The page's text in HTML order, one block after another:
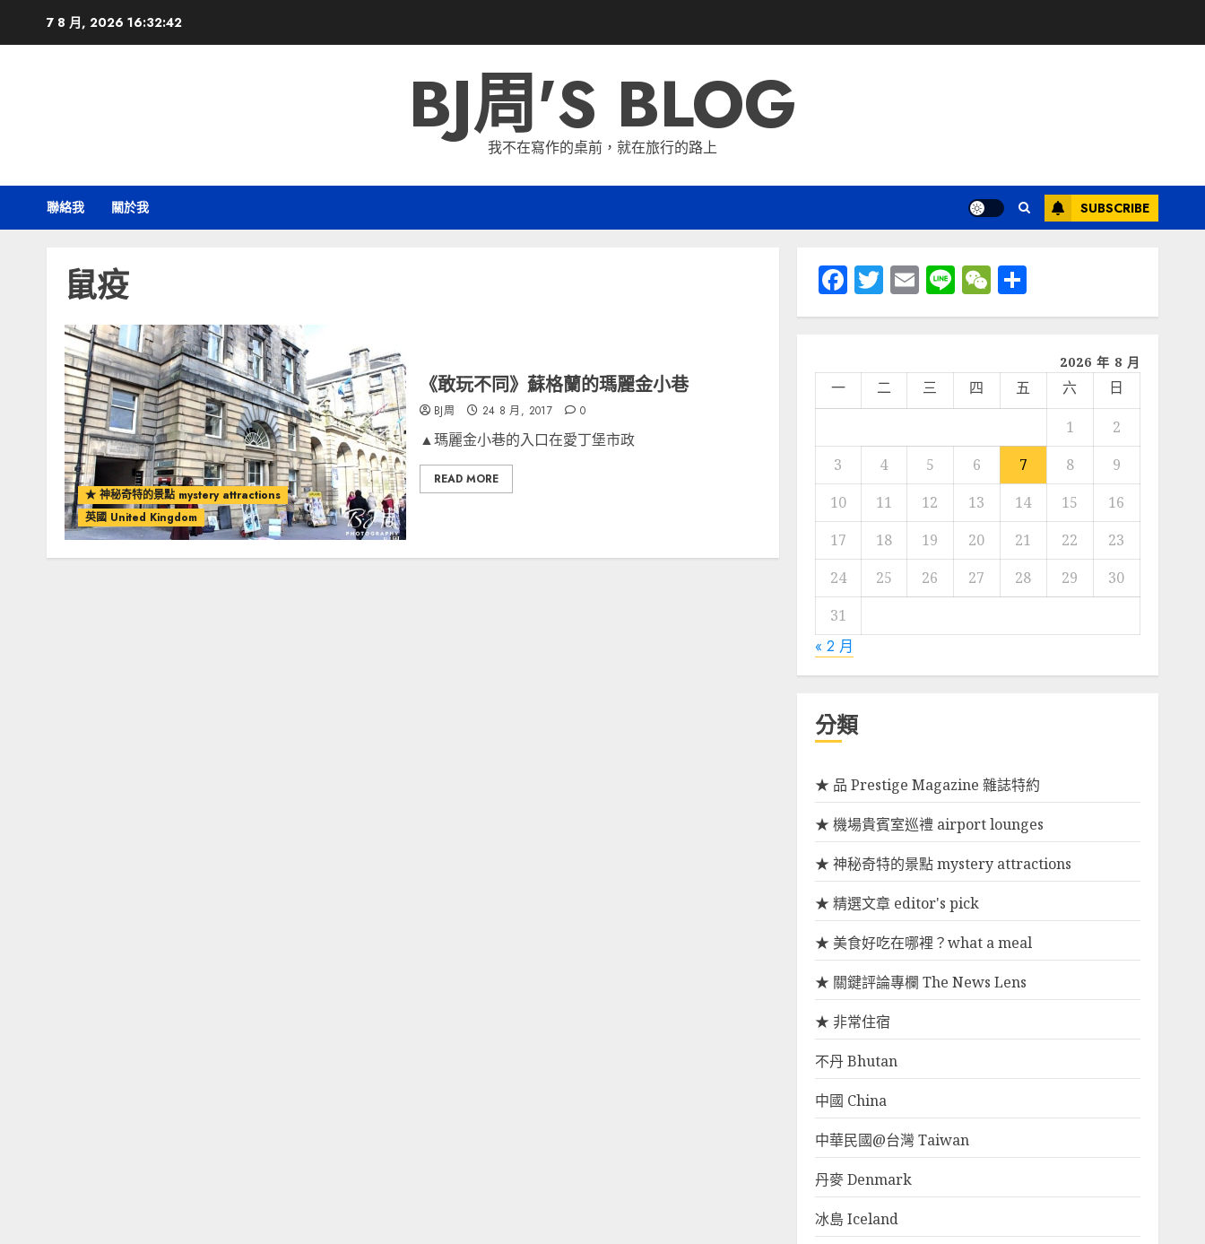
7 8 月, 2026 16:32:42
BJ周'S BLOG
我不在寫作的桌前，就在旅行的路上
聯絡我 關於我 SUBSCRIBE
鼠疫
★ 神秘奇特的景點 mystery attractions
英國 United Kingdom
《敢玩不同》蘇格蘭的瑪麗金小巷
BJ周 24 8 月, 2017 0
▲瑪麗金小巷的入口在愛丁堡市政
READ MORE
Facebook
Twitter
Email
LineWeChat
分
享
2026 年 8 月
一 二 三 四 五 六
日
1
2
3
4 5 6 7 8
9
10
11 12 13 14 15
16
17
18 19 20 21 22
23
24
25 26 27 28 29
30
31
« 2 月
分類
★ 品 Prestige Magazine 雜誌特約
★ 機場貴賓室巡禮 airport lounges
★ 神秘奇特的景點 mystery attractions
★ 精選文章 editor's pick
★ 美食好吃在哪裡？what a meal
★ 關鍵評論專欄 The News Lens
★ 非常住宿
不丹 Bhutan
中國 China
中華民國@台灣 Taiwan
丹麥 Denmark
冰島 Iceland